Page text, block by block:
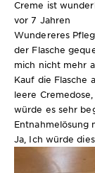
Creme ist
vor 7 Jahren
Wundereres
der Flasche
mich nicht mehr
Kauf die Flasche
leere
würde es sehr
Entnahmelösung
Ja, Ich würde